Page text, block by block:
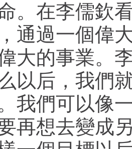
。在李儒欽
通過一個偉
大的事業。
以后，我們
我們可以像
再想去變成